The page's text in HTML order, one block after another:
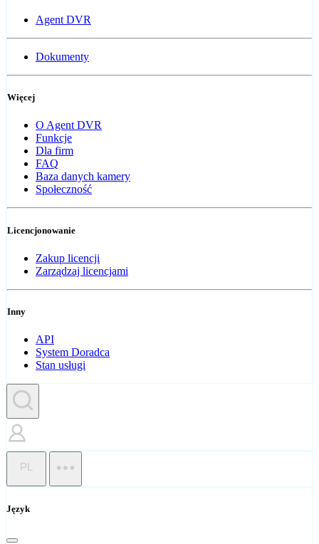
Agent DVR
Dokumenty
Więcej
O Agent DVR
Funkcje
Dla firm
FAQ
Baza danych kamery
Społeczność
Licencjonowanie
Zakup licencji
Zarządzaj licencjami
Inny
API
System Doradca
Stan usługi
PL
Język